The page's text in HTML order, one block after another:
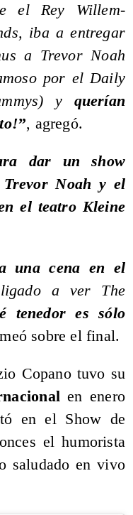
el Rey Willem-
iba a entregar
a Trevor Noah
por el Daily
y querían
”, agregó.
dar un show
Trevor Noah y el
el teatro Kleine
una cena en el
a ver The
tenedor es sólo
sobre el final.
Copano tuvo su
en enero
en el Show de
el humorista
saludado en vivo